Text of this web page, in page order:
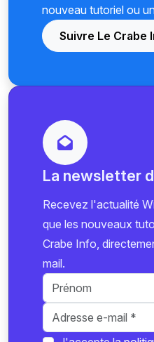
nouveau tutoriel ou
Suivre Le Crabe
La newsletter
Recevez l'actualité
que les nouveaux
Crabe Info,
mail.